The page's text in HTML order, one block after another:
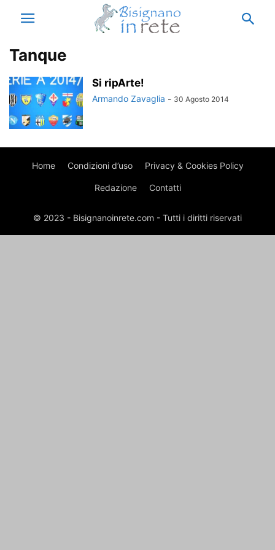
Tanque
Si ripArte!
Armando Zavaglia - 30 Agosto 2014
Home Condizioni d’uso Privacy & Cookies Policy
Redazione Contatti
© 2023 - Bisignanoinrete.com - Tutti i diritti riservati